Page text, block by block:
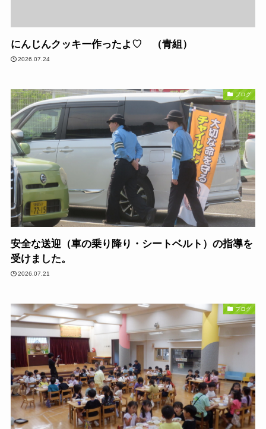
にんじんクッキー作ったよ♡ （青組）
2026.07.24
ブログ
安全な送迎（車の乗り降り・シートベルト）の指導を
受けました。
2026.07.21
ブログ